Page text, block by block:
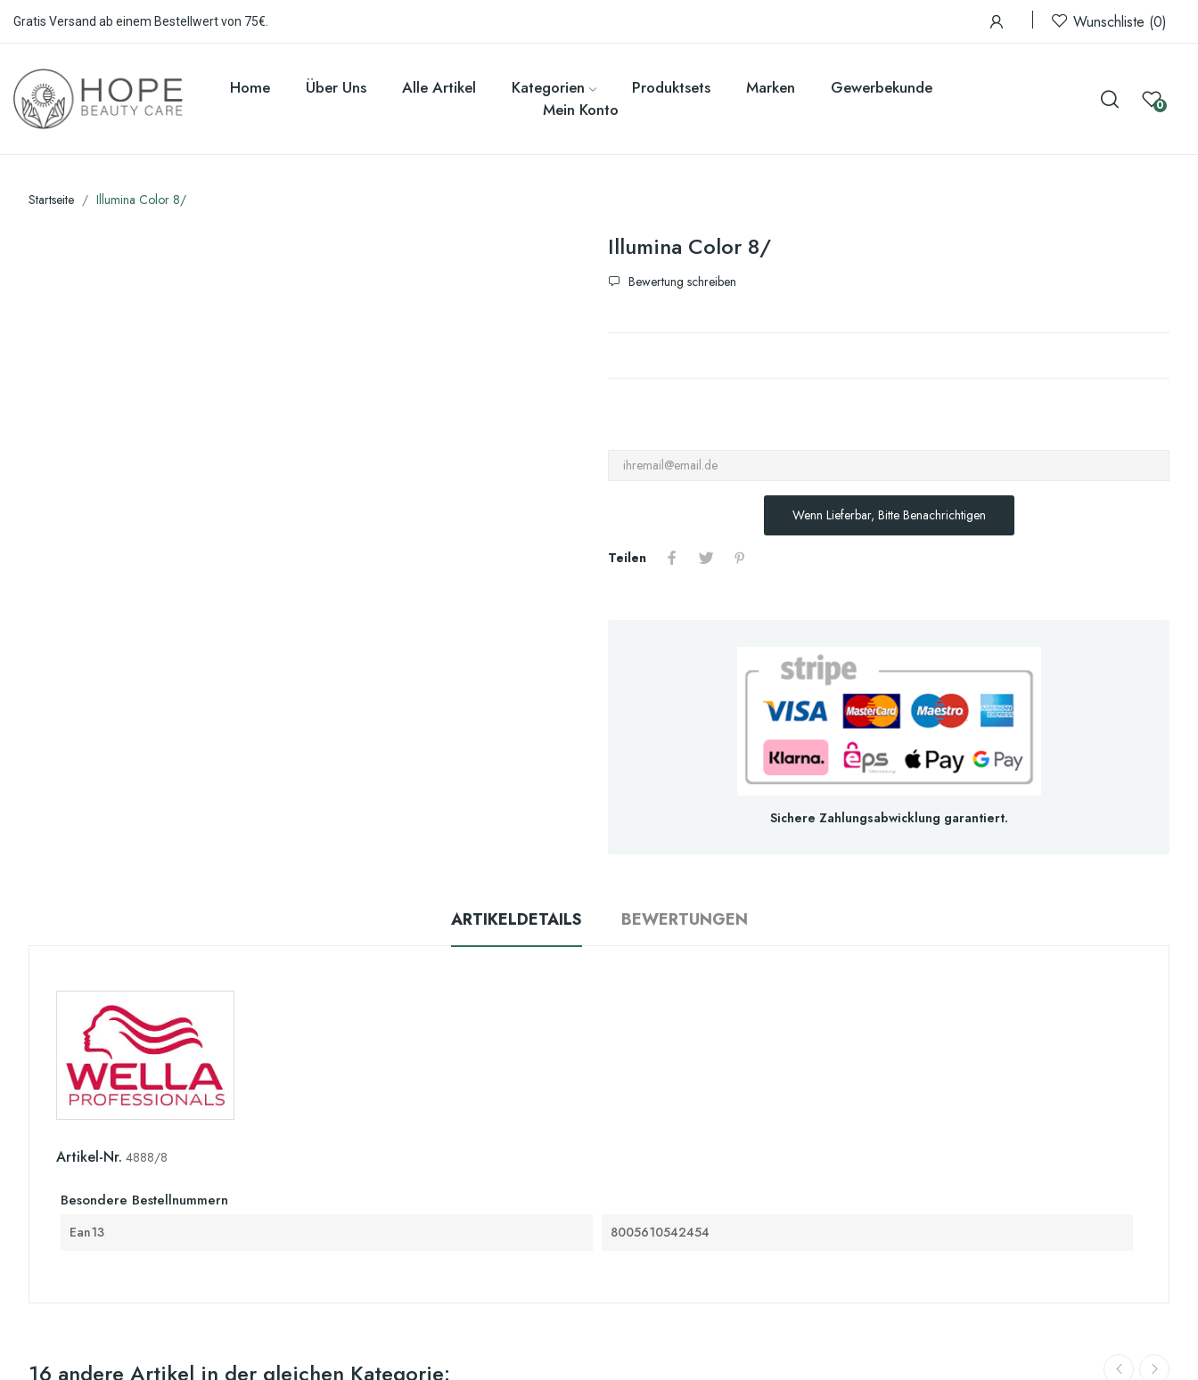
Gratis Versand ab einem Bestellwert von 75€. Wunschliste 0
Home Über Uns Alle Artikel Kategorien Produktsets Marken
Gewerbekunde
Mein Konto
0
Startseite Illumina Color 8/
Illumina Color 8/
Bewertung schreiben
Wenn Lieferbar, Bitte Benachrichtigen
Teilen
Sichere Zahlungsabwicklung garantiert.
ARTIKELDETAILS BEWERTUNGEN
Artikel-Nr. 4888/8
Besondere Bestellnummern
Ean13 8005610542454
16 andere Artikel in der gleichen Kategorie: